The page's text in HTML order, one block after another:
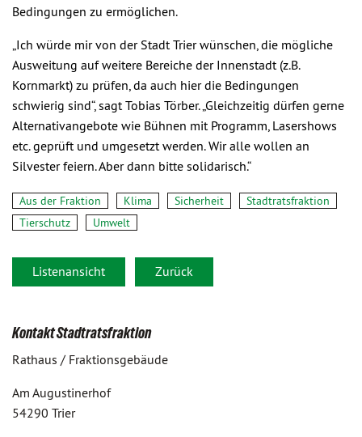
Bedingungen zu ermöglichen.
„Ich würde mir von der Stadt Trier wünschen, die mögliche
Ausweitung auf weitere Bereiche der Innenstadt (z.B.
Kornmarkt) zu prüfen, da auch hier die Bedingungen
schwierig sind“, sagt Tobias Törber. „Gleichzeitig dürfen gerne
Alternativangebote wie Bühnen mit Programm, Lasershows
etc. geprüft und umgesetzt werden. Wir alle wollen an
Silvester feiern. Aber dann bitte solidarisch.“
Aus der Fraktion Klima Sicherheit
Stadtratsfraktion
Tierschutz
Umwelt
Listenansicht Zurück
Kontakt Stadtratsfraktion
Rathaus / Fraktionsgebäude
Am Augustinerhof
54290 Trier